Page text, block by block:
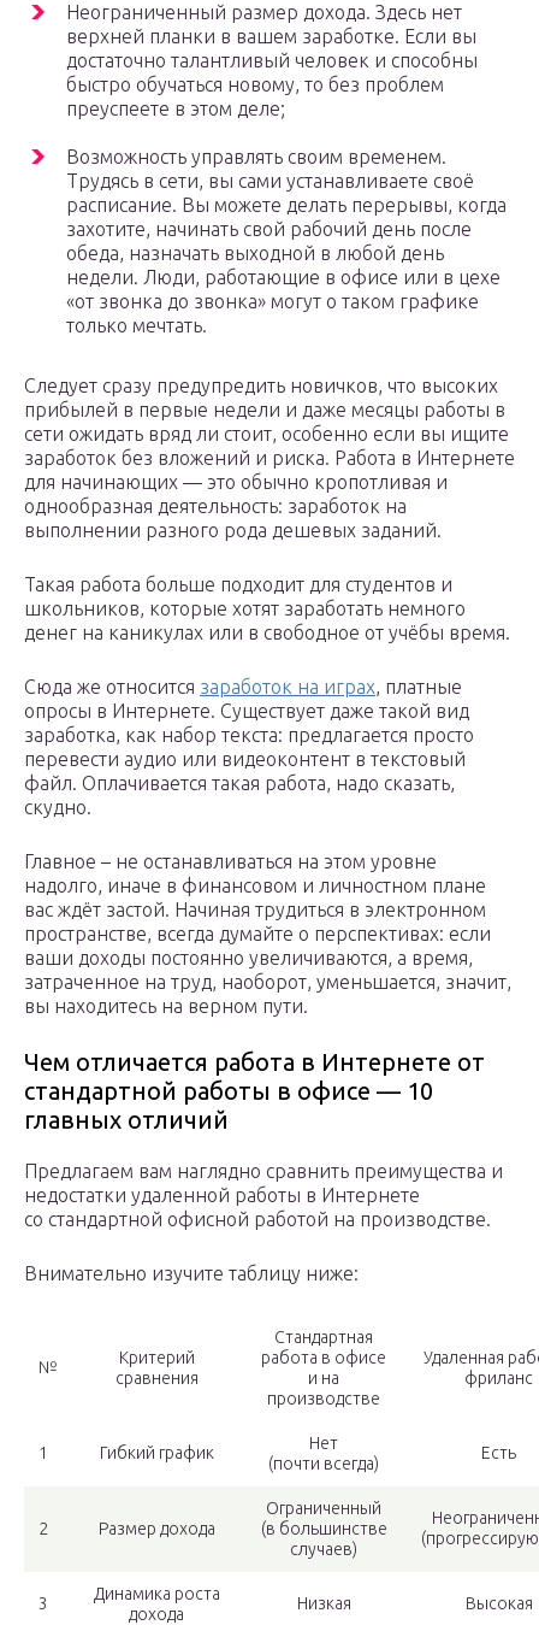
Неограниченный размер дохода. Здесь нет
верхней планки в вашем заработке. Если вы
достаточно талантливый человек и способны
быстро обучаться новому, то без проблем
преуспеете в этом деле;
Возможность управлять своим временем.
Трудясь в сети, вы сами устанавливаете своё
расписание. Вы можете делать перерывы, когда
захотите, начинать свой рабочий день после
обеда, назначать выходной в любой день
недели. Люди, работающие в офисе или в цехе
«от звонка до звонка» могут о таком графике
только мечтать.
Следует сразу предупредить новичков, что высоких
прибылей в первые недели и даже месяцы работы в
сети ожидать вряд ли стоит, особенно если вы ищите
заработок без вложений и риска. Работа в Интернете
для начинающих — это обычно кропотливая и
однообразная деятельность: заработок на
выполнении разного рода дешевых заданий.
Такая работа больше подходит для студентов и
школьников, которые хотят заработать немного
денег на каникулах или в свободное от учёбы время.
Сюда же относится заработок на играх, платные
опросы в Интернете. Существует даже такой вид
заработка, как набор текста: предлагается просто
перевести аудио или видеоконтент в текстовый
файл. Оплачивается такая работа, надо сказать,
скудно.
Главное – не останавливаться на этом уровне
надолго, иначе в финансовом и личностном плане
вас ждёт застой. Начиная трудиться в электронном
пространстве, всегда думайте о перспективах: если
ваши доходы постоянно увеличиваются, а время,
затраченное на труд, наоборот, уменьшается, значит,
вы находитесь на верном пути.
Чем отличается работа в Интернете от
стандартной работы в офисе — 10
главных отличий
Предлагаем вам наглядно сравнить преимущества и
недостатки удаленной работы в Интернете
со стандартной офисной работой на производстве.
Внимательно изучите таблицу ниже:
№
Критерий
сравнения
Стандартная
работа в офисе
и на
производстве
Удаленная
фриланс
1 Гибкий график
Нет
(почти всегда)
Есть
2 Размер дохода
Ограниченный
(в большинстве
случаев)
3
Динамика роста
дохода
Низкая Высокая